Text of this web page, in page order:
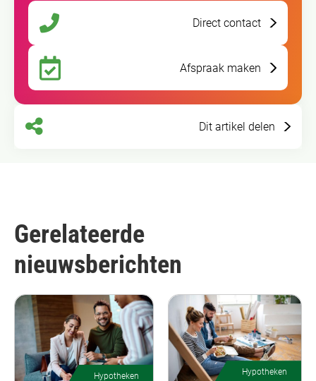
Direct contact
Afspraak maken
Dit artikel delen
Gerelateerde
nieuwsberichten
Hypotheken Hypotheken